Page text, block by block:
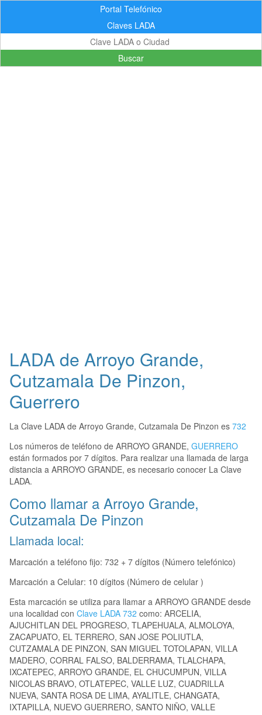
Portal Telefónico
Claves LADA
Buscar
LADA de Arroyo Grande,
Cutzamala De Pinzon,
Guerrero
La Clave LADA de Arroyo Grande, Cutzamala De Pinzon es 732
Los números de teléfono de ARROYO GRANDE, GUERRERO
están formados por 7 dígitos. Para realizar una llamada de larga
distancia a ARROYO GRANDE, es necesario conocer La Clave
LADA.
Como llamar a Arroyo Grande,
Cutzamala De Pinzon
Llamada local:
Marcación a teléfono fijo: 732 + 7 dígitos (Número telefónico)
Marcación a Celular: 10 dígitos (Número de celular )
Esta marcación se utiliza para llamar a ARROYO GRANDE desde
una localidad con Clave LADA 732 como: ARCELIA,
AJUCHITLAN DEL PROGRESO, TLAPEHUALA, ALMOLOYA,
ZACAPUATO, EL TERRERO, SAN JOSE POLIUTLA,
CUTZAMALA DE PINZON, SAN MIGUEL TOTOLAPAN, VILLA
MADERO, CORRAL FALSO, BALDERRAMA, TLALCHAPA,
IXCATEPEC, ARROYO GRANDE, EL CHUCUMPUN, VILLA
NICOLAS BRAVO, OTLATEPEC, VALLE LUZ, CUADRILLA
NUEVA, SANTA ROSA DE LIMA, AYALITLE, CHANGATA,
IXTAPILLA, NUEVO GUERRERO, SANTO NIÑO, VALLE